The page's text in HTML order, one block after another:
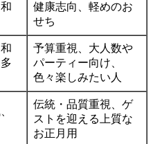
健康志向、軽めのお
せち
予算重視、大人数や
パーティー向け、
色々楽しみたい人
伝統・品質重視、ゲ
ストを迎える上質な
お正月用